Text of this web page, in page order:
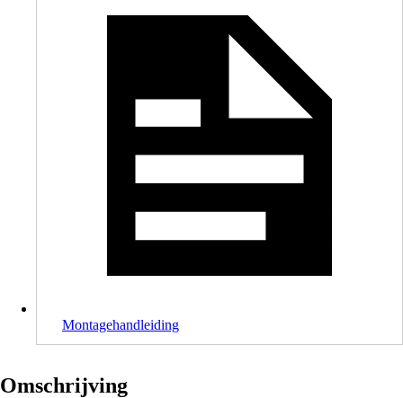
Montagehandleiding
Omschrijving